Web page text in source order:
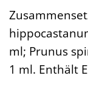
ml; Prunus
1 ml. Enthält